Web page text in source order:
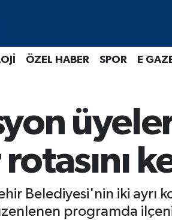
ÖZEL HABER SPOR E
Belediyesi'nin iki ayrı
programda